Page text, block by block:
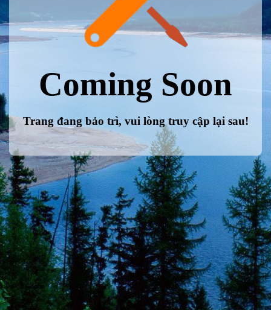
Coming Soon
Trang đang bảo trì, vui lòng truy cập lại sau!